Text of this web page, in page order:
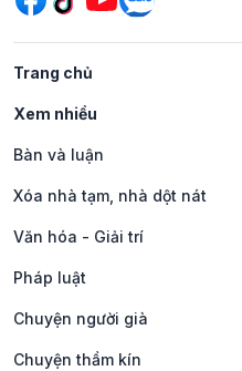
Trang chủ
Xem nhiều
Bàn và luận
Xóa nhà tạm, nhà dột nát
Văn hóa - Giải trí
Pháp luật
Chuyện người già
Chuyện thầm kín